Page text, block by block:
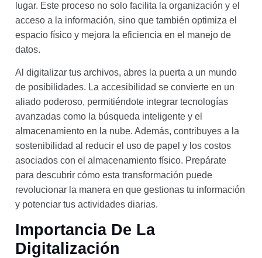
lugar. Este proceso no solo facilita la organización y el
acceso a la información, sino que también optimiza el
espacio físico y mejora la eficiencia en el manejo de
datos.
Al digitalizar tus archivos, abres la puerta a un mundo
de posibilidades. La accesibilidad se convierte en un
aliado poderoso, permitiéndote integrar tecnologías
avanzadas como la búsqueda inteligente y el
almacenamiento en la nube. Además, contribuyes a la
sostenibilidad al reducir el uso de papel y los costos
asociados con el almacenamiento físico. Prepárate
para descubrir cómo esta transformación puede
revolucionar la manera en que gestionas tu información
y potenciar tus actividades diarias.
Importancia De La
Digitalización